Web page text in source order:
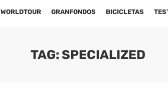
WORLDTOUR GRANFONDOS BICICLETAS
TAG: SPECIALIZED